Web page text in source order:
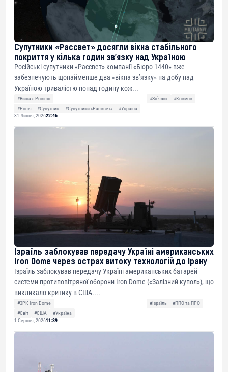
Супутники «Рассвет» досягли вікна стабільного
покриття у кілька годин зв’язку над Україною
Російські супутники «Рассвет» компанії «Бюро 1440» вже
забезпечують щонайменше два «вікна зв’язку» на добу над
Україною тривалістю понад годину кож...
#Війна з Росією #Звʼязок
#Космос
#Росія
#Супутник #Супутники «Рассвет»
#Україна
31 Липня, 202622:46
Ізраїль заблокував передачу Україні американських
Iron Dome через острах витоку технологій до Ірану
Ізраїль заблокував передачу Україні американських батарей
системи протиповітряної оборони Iron Dome («Залізний купол»), що
викликало критику в США....
#ЗРК Iron Dome #Ізраїль
#ППО та ПРО
#Світ
#США
#Україна
1 Серпня, 202611:39